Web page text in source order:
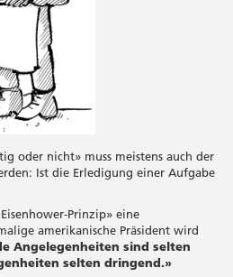
oder nicht» muss meistens auch der
Ist die Erledigung einer Aufgabe
Prinzip» eine
amerikanische Präsident wird
Angelegenheiten sind selten
selten dringend.»